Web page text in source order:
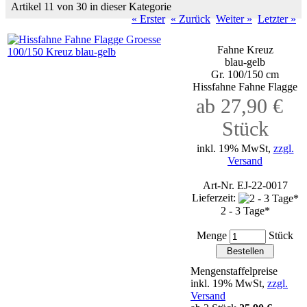
Artikel 11 von 30 in dieser Kategorie
« Erster « Zurück Weiter » Letzter »
Fahne Kreuz
blau-gelb
Gr. 100/150 cm
Hissfahne Fahne Flagge
ab 27,90 €
Stück
inkl. 19% MwSt, zzgl.
Versand
Art-Nr. EJ-22-0017
Lieferzeit:
2 - 3 Tage*
Menge Stück
Mengenstaffelpreise
inkl. 19% MwSt, zzgl.
Versand